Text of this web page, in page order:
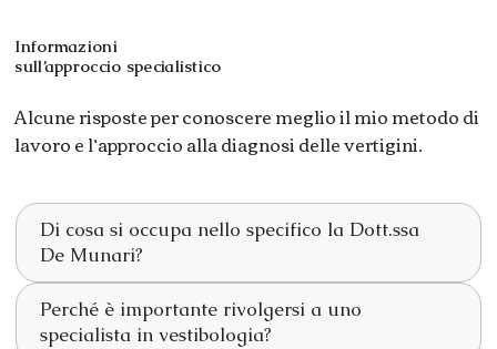
Informazioni
sull’approccio specialistico
Alcune risposte per conoscere meglio il mio metodo di
lavoro e l’approccio alla diagnosi delle vertigini.
Di cosa si occupa nello specifico la Dott.ssa
De Munari?
Perché è importante rivolgersi a uno
specialista in vestibologia?